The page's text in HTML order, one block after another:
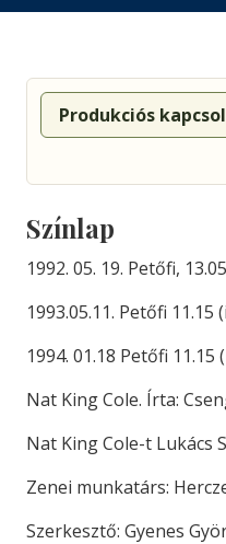
Produkciós
Színlap
1992. 05. 19. Petőfi, 13.05
1993.05.11. Petőfi 11.15
1994. 01.18 Petőfi 11.15
Nat King Cole. Írta:
Nat King Cole-t Lukács
Zenei munkatárs:
Szerkesztő: Gyenes